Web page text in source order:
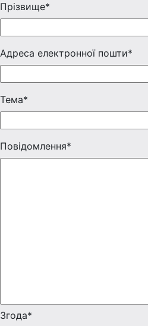
Прізвище*
Адреса електронної пошти*
Тема*
Повідомлення*
Згода*